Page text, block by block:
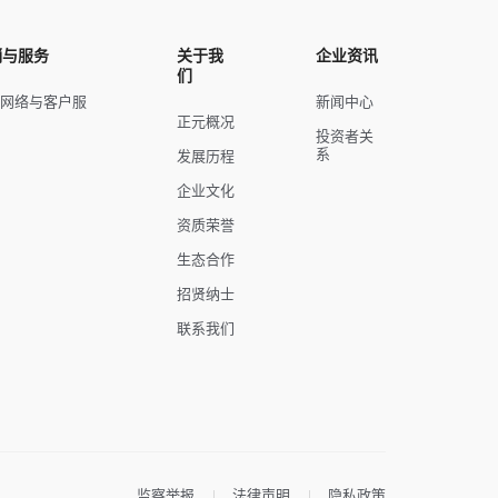
服务
络与客户服
关于我
们
正元概况
发展历程
企业文化
资质荣誉
生态合作
招贤纳士
联系我们
企业资讯
新闻中心
投资者关
系